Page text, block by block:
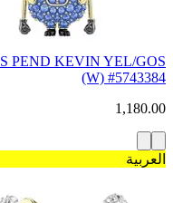
PEND KEVIN YEL/GOS
(W) #5743384
1,180.00
العربية